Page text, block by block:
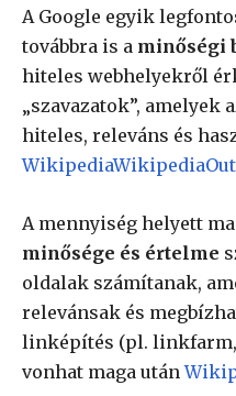
A Google egyik
továbbra is a minőségi
hiteles webhelyekről
„szavazatok”, amelyek
hiteles, releváns és
WikipediaWikipedia
A mennyiség helyett
minősége és értelme
oldalak számítanak,
relevánsak és
linképítés (pl.
vonhat maga után